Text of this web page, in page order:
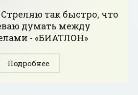
так быстро, что
думать между
- «БИАТЛОН»
Подробнее